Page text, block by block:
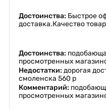
Достоинства: Быстрое
доставка.Качество
Достоинства:
просмотренных
Недостатки: дорогая
смоленска 560 р
Комментарий:
просмотренных